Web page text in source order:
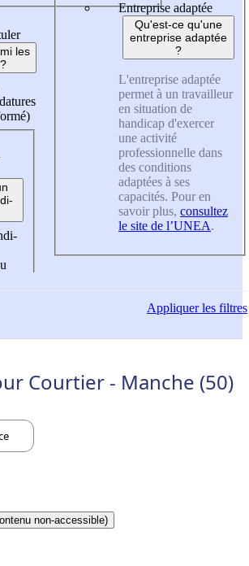
les
Entreprise adaptée
Qu'est-ce qu'une
entreprise adaptée
?
L'entreprise adaptée
permet à un travailleur
en situation de
handicap d'exercer
une activité
professionnelle dans
des conditions
adaptées à ses
capacités. Pour en
savoir plus, consultez
le site de l’UNEA.
Appliquerles filtres
Courtier - Manche (50)
non-accessible)